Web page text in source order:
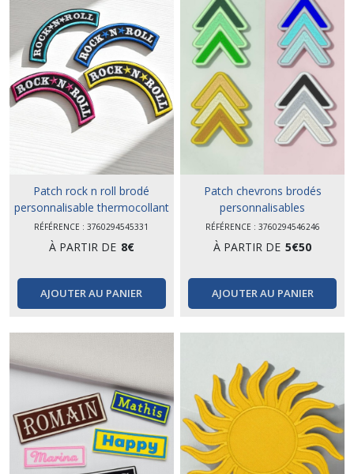
Patch rock n roll brodé
personnalisable thermocollant
RÉFÉRENCE : 3760294545331
À PARTIR DE 8€
AJOUTER AU PANIER
Patch chevrons brodés
personnalisables
thermocollants
RÉFÉRENCE : 3760294546246
À PARTIR DE 5€50
AJOUTER AU PANIER